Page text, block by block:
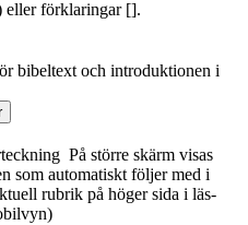
eller förklaringar [].
bibeltext och introduktionen i
På större skärm visas
som automatiskt följer med i
rubrik på höger sida i läs-